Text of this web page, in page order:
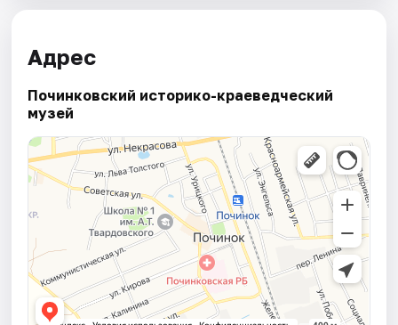
Адрес
Починковский историко-краеведческий
музей